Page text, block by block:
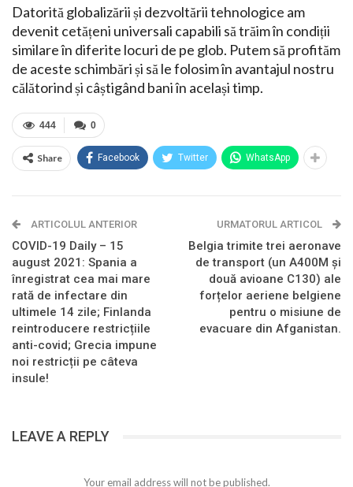
Datorită globalizării și dezvoltării tehnologice am
devenit cetățeni universali capabili să trăim în condiții
similare în diferite locuri de pe glob. Putem să profităm
de aceste schimbări și să le folosim în avantajul nostru
călătorind și câștigând bani în același timp.
0
444
Share Facebook Twitter WhatsApp
ARTICOLUL ANTERIOR
COVID-19 Daily – 15
august 2021: Spania a
înregistrat cea mai mare
rată de infectare din
ultimele 14 zile; Finlanda
reintroducere restricțiile
anti-covid; Grecia impune
noi restricții pe câteva
insule!
URMATORUL ARTICOL
Belgia trimite trei aeronave
de transport (un A400M și
două avioane C130) ale
forțelor aeriene belgiene
pentru o misiune de
evacuare din Afganistan.
LEAVE A REPLY
Your email address will not be published.